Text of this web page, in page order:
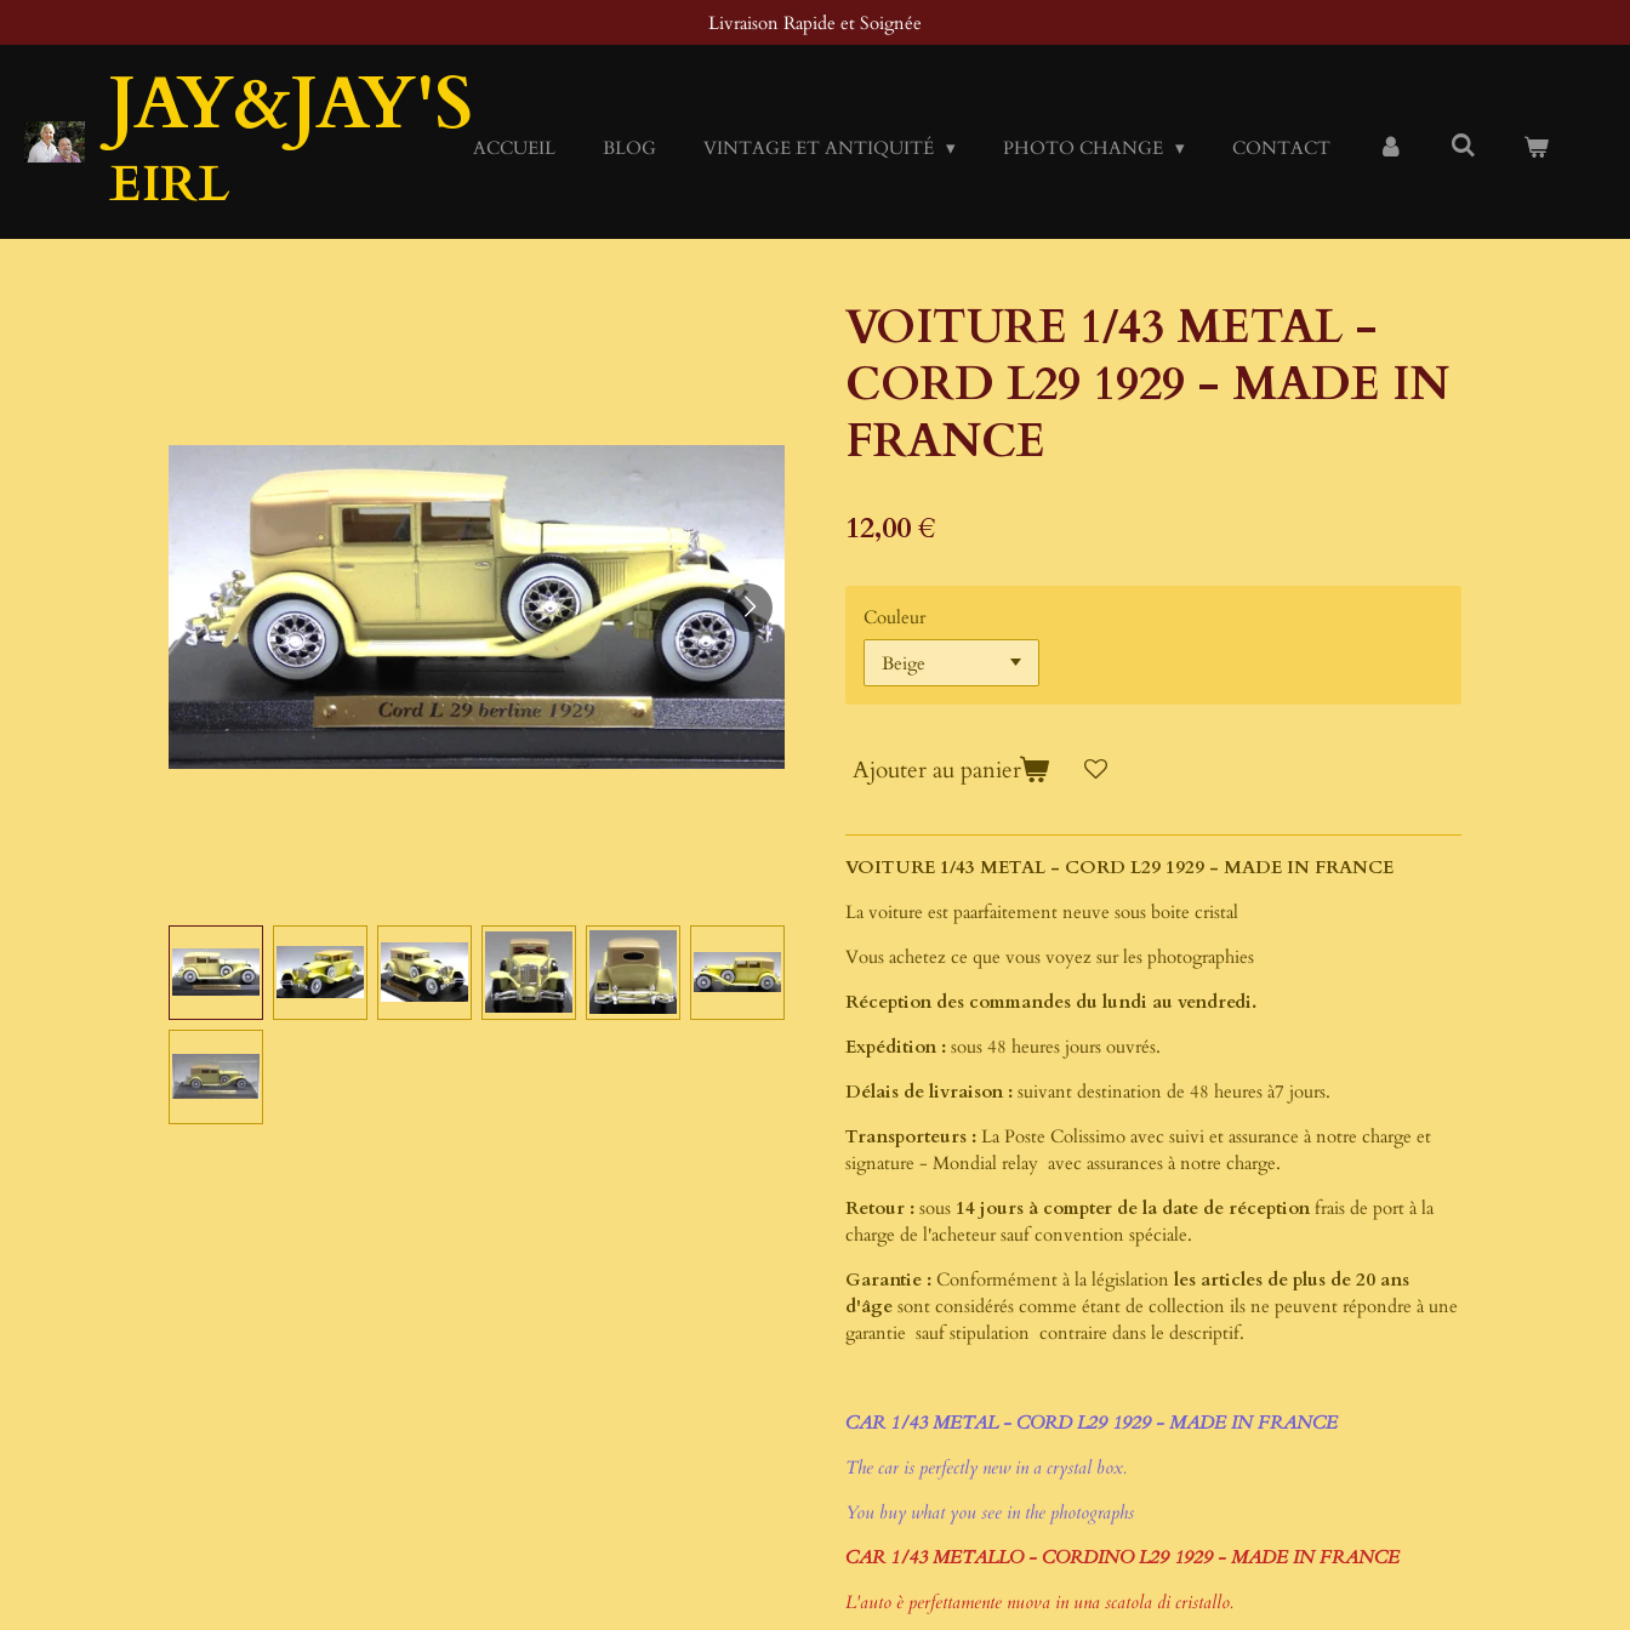
au
Livraison Rapide et Soignée
JAY&JAY'S
EIRL
ACCUEIL BLOG VINTAGE ET ANTIQUITÉ PHOTO CHANGE CONTACT
VOITURE 1/43 METAL -
CORD L29 1929 - MADE IN
FRANCE
12,00 €
Couleur
Ajouter au panier
VOITURE 1/43 METAL - CORD L29 1929 - MADE IN FRANCE
La voiture est paarfaitement neuve sous boite cristal
Vous achetez ce que vous voyez sur les photographies
Réception des commandes du lundi au vendredi.
Expédition : sous 48 heures jours ouvrés.
Délais de livraison : suivant destination de 48 heures à7 jours.
Transporteurs : La Poste Colissimo avec suivi et assurance à notre charge et
signature - Mondial relay avec assurances à notre charge.
Retour : sous 14 jours à compter de la date de réception frais de port à la
charge de l'acheteur sauf convention spéciale.
Garantie : Conformément à la législation les articles de plus de 20 ans
d'âge sont considérés comme étant de collection ils ne peuvent répondre à une
garantie sauf stipulation contraire dans le descriptif.
CAR 1/43 METAL - CORD L29 1929 - MADE IN FRANCE
The car is perfectly new in a crystal box.
You buy what you see in the photographs
CAR 1/43 METALLO - CORDINO L29 1929 - MADE IN FRANCE
L'auto è perfettamente nuova in una scatola di cristallo.